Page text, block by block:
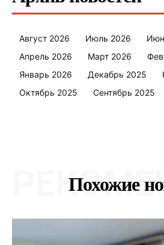
Август 2026 Июль 2026
Апрель 2026
Март 2026
Январь 2026
Декабрь 2025
Октябрь 2025
Сентябрь 2025
Похожие